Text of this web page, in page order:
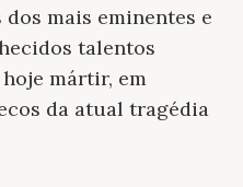
mais eminentes e
talentos
mártir, em
da atual tragédia